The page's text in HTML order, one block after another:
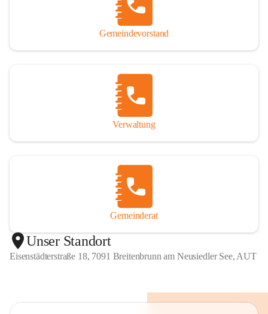
Gemeindevorstand
Verwaltung
Gemeinderat
Unser Standort
Eisenstädterstraße 18, 7091 Breitenbrunn am Neusiedler See, AUT